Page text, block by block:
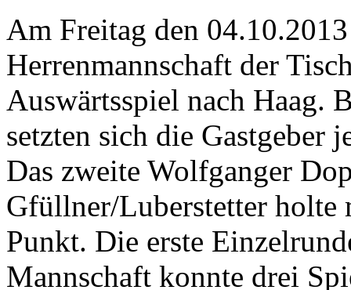
Am Freitag den
Herrenmannschaft der
Auswärtsspiel nach Haag.
setzten sich die Gastgeber
Das zweite Wolfganger
Gfüllner/Luberstetter holte
Punkt. Die erste
Mannschaft konnte drei